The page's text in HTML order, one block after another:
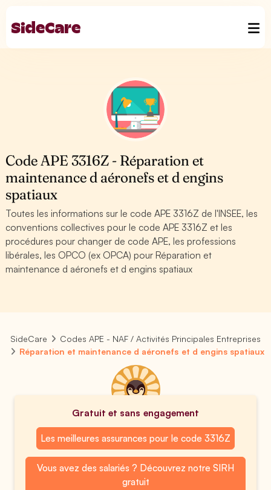
Code APE 3316Z - Réparation et
maintenance d aéronefs et d engins
spatiaux
Toutes les informations sur le code APE 3316Z de l'INSEE, les
conventions collectives pour le code APE 3316Z et les
procédures pour changer de code APE, les professions
libérales, les OPCO (ex OPCA) pour Réparation et
maintenance d aéronefs et d engins spatiaux
SideCare
Codes APE - NAF / Activités Principales Entreprises
Réparation et maintenance d aéronefs et d engins spatiaux
Gratuit et sans engagement
Les meilleures assurances pour le code 3316Z
Vous avez des salariés ? Découvrez notre SIRH
gratuit